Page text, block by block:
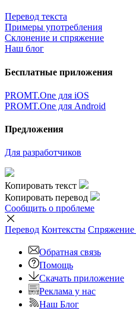
Перевод текста
Примеры употребления
Склонение и спряжение
Наш блог
Бесплатные приложения
PROMT.One для iOS
PROMT.One для Android
Предложения
Для разработчиков
Копировать текст
Копировать перевод
Сообщить о проблеме
Перевод Контексты Спряжение
Обратная связь
Помощь
Скачать приложение
Реклама у нас
Наш Блог